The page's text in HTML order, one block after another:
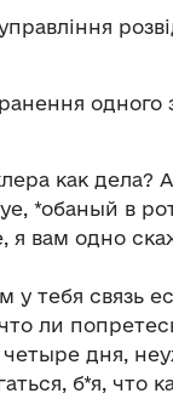
одного
как дела?
*обаный в
я вам одно
у тебя связь
ли
четыре дня,
б*я, что